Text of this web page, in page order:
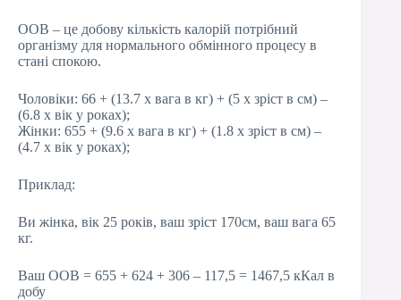
ООВ – це добову кількість калорій потрібний
організму для нормального обмінного процесу в
стані спокою.
Чоловіки: 66 + (13.7 х вага в кг) + (5 х зріст в см) –
(6.8 х вік у роках);
Жінки: 655 + (9.6 х вага в кг) + (1.8 х зріст в см) –
(4.7 х вік у роках);
Приклад:
Ви жінка, вік 25 років, ваш зріст 170см, ваш вага 65
кг.
Ваш ООВ = 655 + 624 + 306 – 117,5 = 1467,5 кКал в
добу